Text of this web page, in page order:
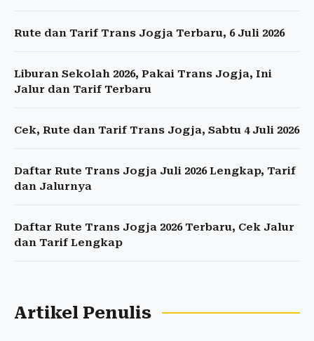
Rute dan Tarif Trans Jogja Terbaru, 6 Juli 2026
Liburan Sekolah 2026, Pakai Trans Jogja, Ini
Jalur dan Tarif Terbaru
Cek, Rute dan Tarif Trans Jogja, Sabtu 4 Juli 2026
Daftar Rute Trans Jogja Juli 2026 Lengkap, Tarif
dan Jalurnya
Daftar Rute Trans Jogja 2026 Terbaru, Cek Jalur
dan Tarif Lengkap
Artikel Penulis